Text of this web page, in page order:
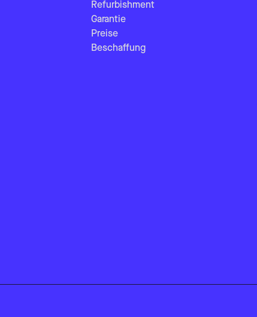
Refurbishment
Garantie
Preise
Beschaffung